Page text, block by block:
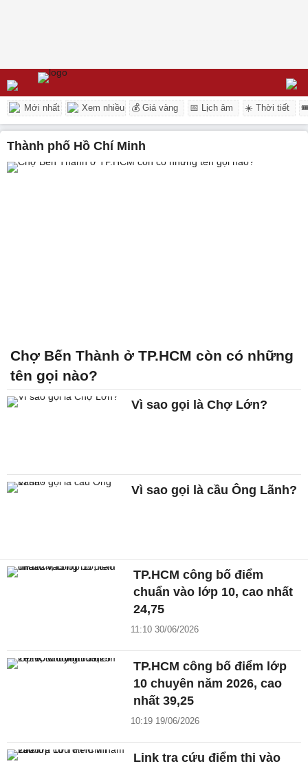
Mới nhất Xem nhiều 💰 Giá vàng 📅 Lịch âm ☀️ Thời tiết
Thành phố Hồ Chí Minh
Chợ Bến Thành ở TP.HCM còn có những
tên gọi nào?
Vì sao gọi là Chợ Lớn?
Vì sao gọi là cầu Ông Lãnh?
TP.HCM công bố điểm
chuẩn vào lớp 10, cao nhất
24,75
11:10 30/06/2026
TP.HCM công bố điểm lớp
10 chuyên năm 2026, cao
nhất 39,25
10:19 19/06/2026
Link tra cứu điểm thi vào